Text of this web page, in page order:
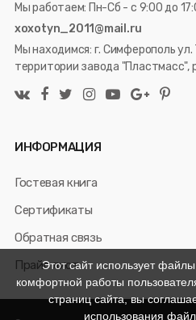
Мы работаем: Пн-Сб - с 9:00 до
xoxotyn_2011@mail.ru
Мы находимся: г. Симферополь
территории завода "Пластмасс",
ИНФОРМАЦИЯ
Гостевая книга
Сертификаты
Обратная связь
Прайс лист
Этот сайт использует
комфортной работы
страниц сайта, вы
использования